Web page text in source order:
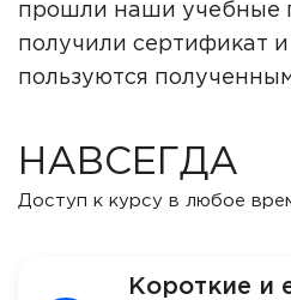
прошли наши учебные
получили сертификат
пользуются
НАВСЕГДА
Доступ к курсу в любое
Короткие и